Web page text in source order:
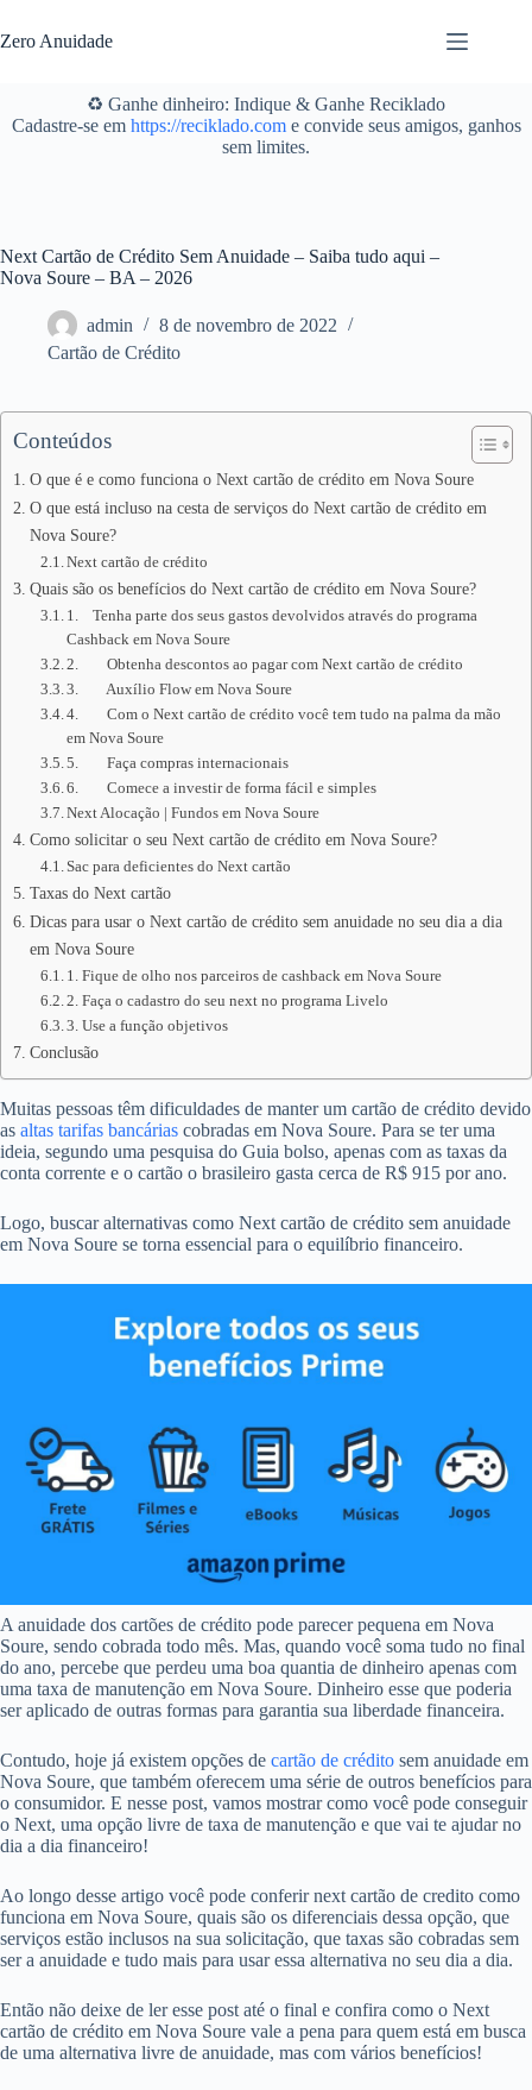
para
o
Zero Anuidade
♻️ Ganhe dinheiro: Indique & Ganhe Reciklado
Cadastre-se em https://reciklado.come convide seus amigos, ganhos
sem limites.
Next Cartão de Crédito Sem Anuidade – Saiba tudo aqui –
Nova Soure – BA – 2026
admin
8 de novembro de 2022
Cartão de Crédito
Conteúdos
O que é e como funciona o Next cartão de crédito em Nova Soure
O que está incluso na cesta de serviços do Next cartão de crédito em
Nova Soure?
Next cartão de crédito
Quais são os benefícios do Next cartão de crédito em Nova Soure?
1. Tenha parte dos seus gastos devolvidos através do programa
Cashback em Nova Soure
2. Obtenha descontos ao pagar com Next cartão de crédito
3. Auxílio Flow em Nova Soure
4. Com o Next cartão de crédito você tem tudo na palma da mão
em Nova Soure
5. Faça compras internacionais
6. Comece a investir de forma fácil e simples
Next Alocação | Fundos em Nova Soure
Como solicitar o seu Next cartão de crédito em Nova Soure?
Sac para deficientes do Next cartão
Taxas do Next cartão
Dicas para usar o Next cartão de crédito sem anuidade no seu dia a dia
em Nova Soure
1. Fique de olho nos parceiros de cashback em Nova Soure
2. Faça o cadastro do seu next no programa Livelo
3. Use a função objetivos
Conclusão
Muitas pessoas têm dificuldades de manter um cartão de crédito devido
as altas tarifas bancárias cobradas em Nova Soure. Para se ter uma
ideia, segundo uma pesquisa do Guia bolso, apenas com as taxas da
conta corrente e o cartão o brasileiro gasta cerca de R$ 915 por ano.
Logo, buscar alternativas como Next cartão de crédito sem anuidade
em Nova Soure se torna essencial para o equilíbrio financeiro.
A anuidade dos cartões de crédito pode parecer pequena em Nova
Soure, sendo cobrada todo mês. Mas, quando você soma tudo no final
do ano, percebe que perdeu uma boa quantia de dinheiro apenas com
uma taxa de manutenção em Nova Soure. Dinheiro esse que poderia
ser aplicado de outras formas para garantia sua liberdade financeira.
Contudo, hoje já existem opções de cartão de crédito sem anuidade em
Nova Soure, que também oferecem uma série de outros benefícios para
o consumidor. E nesse post, vamos mostrar como você pode conseguir
o Next, uma opção livre de taxa de manutenção e que vai te ajudar no
dia a dia financeiro!
Ao longo desse artigo você pode conferir next cartão de credito como
funciona em Nova Soure, quais são os diferenciais dessa opção, que
serviços estão inclusos na sua solicitação, que taxas são cobradas sem
ser a anuidade e tudo mais para usar essa alternativa no seu dia a dia.
Então não deixe de ler esse post até o final e confira como o Next
cartão de crédito em Nova Soure vale a pena para quem está em busca
de uma alternativa livre de anuidade, mas com vários benefícios!